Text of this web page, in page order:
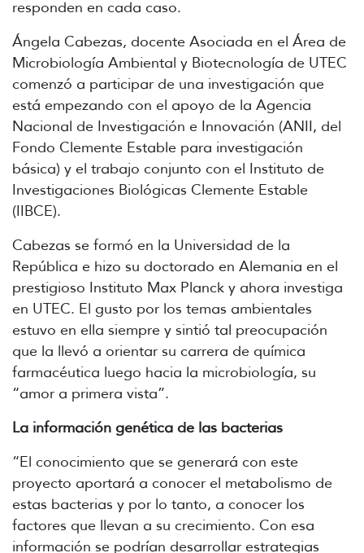
responden en cada caso.
Ángela Cabezas, docente Asociada en el Área de
Microbiología Ambiental y Biotecnología de UTEC
comenzó a participar de una investigación que
está empezando con el apoyo de la Agencia
Nacional de Investigación e Innovación (ANII, del
Fondo Clemente Estable para investigación
básica) y el trabajo conjunto con el Instituto de
Investigaciones Biológicas Clemente Estable
(IIBCE).
Cabezas se formó en la Universidad de la
República e hizo su doctorado en Alemania en el
prestigioso Instituto Max Planck y ahora investiga
en UTEC. El gusto por los temas ambientales
estuvo en ella siempre y sintió tal preocupación
que la llevó a orientar su carrera de química
farmacéutica luego hacia la microbiología, su
“amor a primera vista”.
La información genética de las bacterias
“El conocimiento que se generará con este
proyecto aportará a conocer el metabolismo de
estas bacterias y por lo tanto, a conocer los
factores que llevan a su crecimiento. Con esa
información se podrían desarrollar estrategias